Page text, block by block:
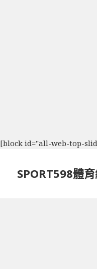
[block id="all-web-top-
SPORT598體